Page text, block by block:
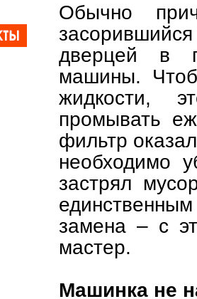
Обычно
дверцей в
машины.
жидкости,
промывать
фильтр
необходимо
застрял
замена – с
мастер.
Машинка не